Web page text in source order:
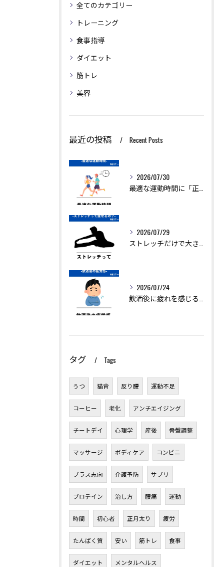
全てのカテゴリー
トレーニング
食事指導
ダイエット
筋トレ
美容
最近の投稿 Recent Posts
2026/07/30
2026/07/29
2026/07/24
タグ Tags
うつ 猫背 反り腰 運動不足
コーヒー 老化 アンチエイジング
チートデイ 心理学 産後 骨盤調整
マッサージ ボディケア コンビニ
プラス志向 介護予防 サプリ
プロテイン 治し方 腰痛 運動
時間 初心者 正月太り 疲労
たんぱく質 安い 筋トレ 食事
ダイエット メンタルヘルス